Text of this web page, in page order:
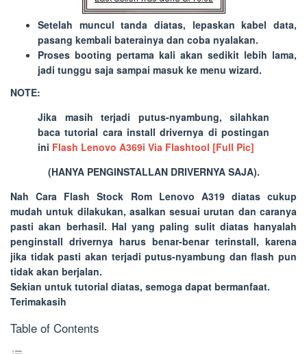
Setelah muncul tanda diatas, lepaskan kabel data,
pasang kembali baterainya dan coba nyalakan.
Proses booting pertama kali akan sedikit lebih lama,
jadi tunggu saja sampai masuk ke menu wizard.
NOTE:
Jika masih terjadi putus-nyambung, silahkan
baca tutorial cara install drivernya di postingan
ini Flash Lenovo A369i Via Flashtool [Full Pic]
(HANYA PENGINSTALLAN DRIVERNYA SAJA).
Nah Cara Flash Stock Rom Lenovo A319 diatas cukup
mudah untuk dilakukan, asalkan sesuai urutan dan caranya
pasti akan berhasil. Hal yang paling sulit diatas hanyalah
penginstall drivernya harus benar-benar terinstall, karena
jika tidak pasti akan terjadi putus-nyambung dan flash pun
tidak akan berjalan.
Sekian untuk tutorial diatas, semoga dapat bermanfaat.
Terimakasih
Table of Contents